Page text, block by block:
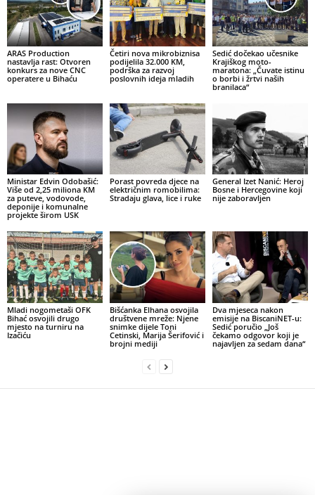
ARAS Production
nastavlja rast: Otvoren
konkurs za nove CNC
operatere u Bihaću
Četiri nova mikrobiznisa
podijelila 32.000 KM,
podrška za razvoj
poslovnih ideja mladih
Sedić dočekao učesnike
Krajiškog moto-
maratona: „Čuvate istinu
o borbi i žrtvi naših
branilaca“
Ministar Edvin Odobašić:
Više od 2,25 miliona KM
za puteve, vodovode,
deponije i komunalne
projekte širom USK
Porast povreda djece na
električnim romobilima:
Stradaju glava, lice i ruke
General Izet Nanić: Heroj
Bosne i Hercegovine koji
nije zaboravljen
Mladi nogometaši OFK
Bihać osvojili drugo
mjesto na turniru na
Izačiću
Bišćanka Elhana osvojila
društvene mreže: Njene
snimke dijele Toni
Cetinski, Marija Šerifović i
brojni mediji
Dva mjeseca nakon
emisije na BiscaniNET-u:
Sedić poručio „Još
čekamo odgovor koji je
najavljen za sedam dana“